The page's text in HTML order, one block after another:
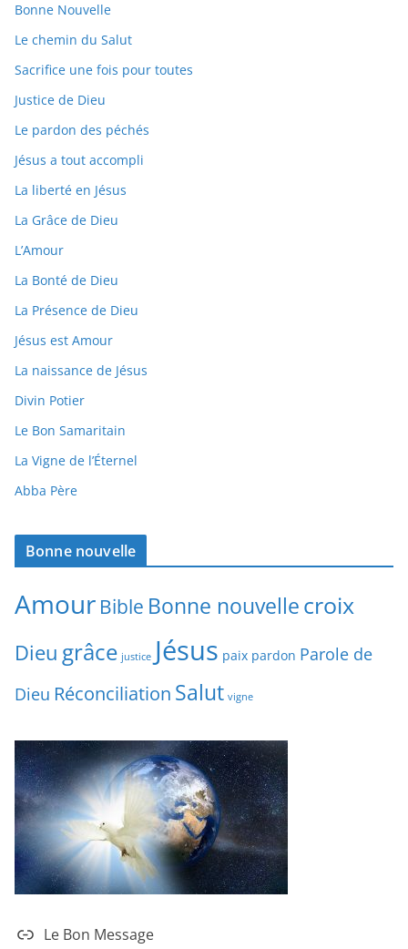
Bonne Nouvelle
Le chemin du Salut
Sacrifice une fois pour toutes
Justice de Dieu
Le pardon des péchés
Jésus a tout accompli
La liberté en Jésus
La Grâce de Dieu
L’Amour
La Bonté de Dieu
La Présence de Dieu
Jésus est Amour
La naissance de Jésus
Divin Potier
Le Bon Samaritain
La Vigne de l’Éternel
Abba Père
Bonne nouvelle
Amour Bible Bonne nouvellecroix
Dieu grâce justice Jésus paix pardon Parole de
Dieu Réconciliation Salut vigne
Le Bon Message